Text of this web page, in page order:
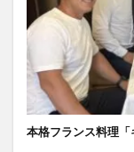
本格フランス料理